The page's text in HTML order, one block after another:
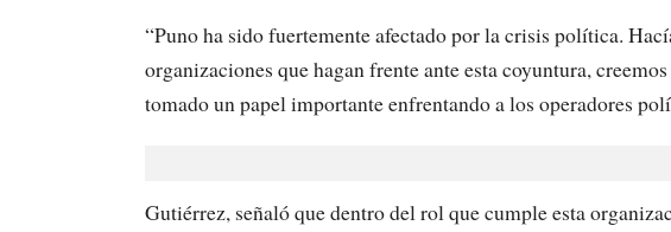
“Puno ha sido fuertemente afectado por la crisis política.
organizaciones que hagan frente ante esta coyuntura,
tomado un papel importante enfrentando a los operadores
Gutiérrez, señaló que dentro del rol que cumple esta